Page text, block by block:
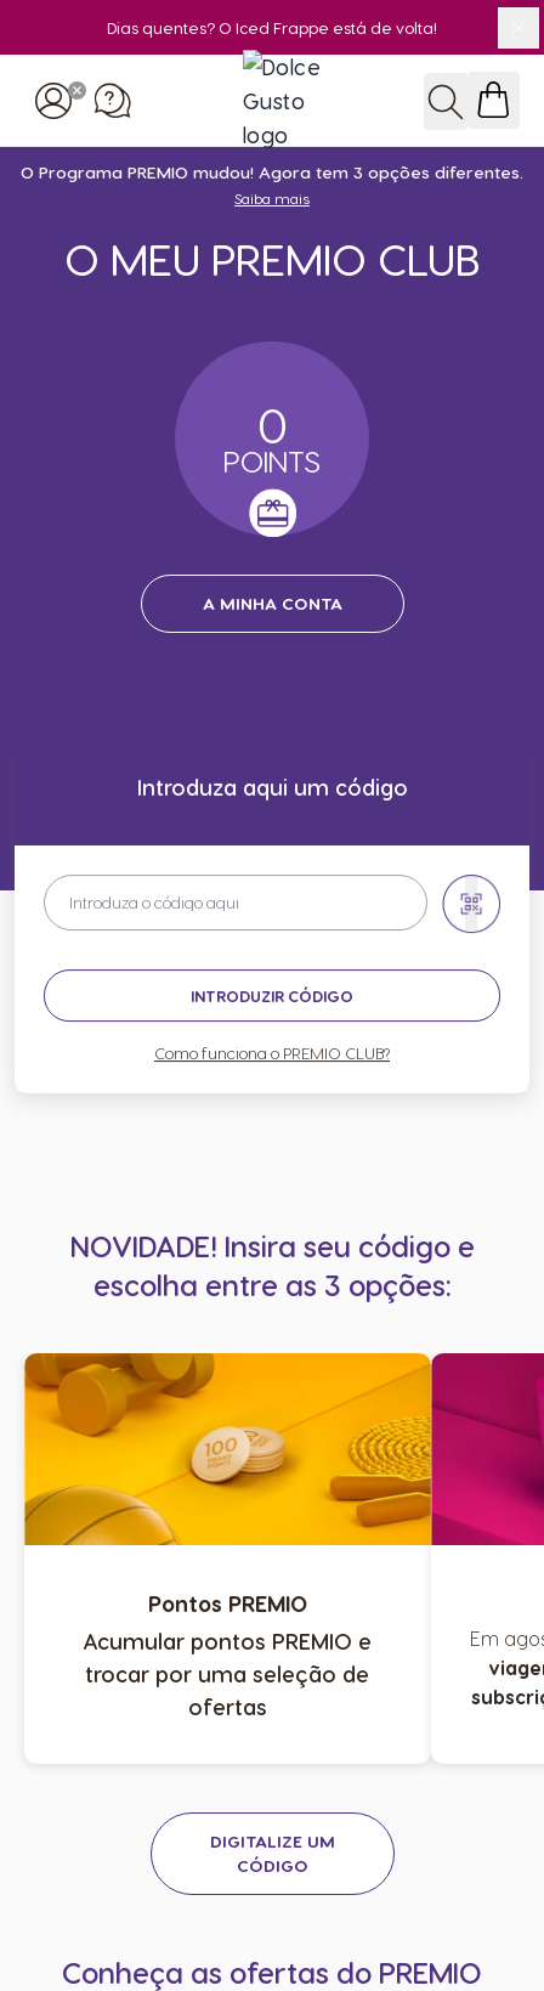
Dias quentes? O Iced Frappe está de volta!
Pesquisar
O Programa PREMIO mudou! Agora tem 3 opções diferentes.
Saiba mais
O MEU PREMIO CLUB
0
POINTS
A MINHA CONTA
Introduza aqui um código
INTRODUZIR CÓDIGO
Como funciona o PREMIO CLUB?
NOVIDADE! Insira seu código e
escolha entre as 3 opções:
Pontos PREMIO
Acumular pontos PREMIO e
trocar por uma seleção de
ofertas​​
Em
DIGITALIZE UM
CÓDIGO​
Conheça as ofertas do PREMIO